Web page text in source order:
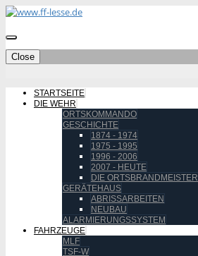
Close
STARTSEITE
DIE WEHR
ORTSKOMMANDO
GESCHICHTE
1874 - 1974
1975 - 1995
1996 - 2006
2007 - HEUTE
DIE ORTSBRANDMEISTER
GERÄTEHAUS
ABRISSARBEITEN
NEUBAU
ALARMIERUNGSSYSTEM
FAHRZEUGE
MLF
TSF-W